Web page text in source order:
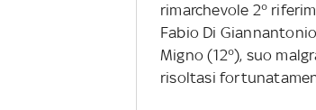
rimarchevole 2°
Fabio Di
Migno (12°), suo
risoltasi